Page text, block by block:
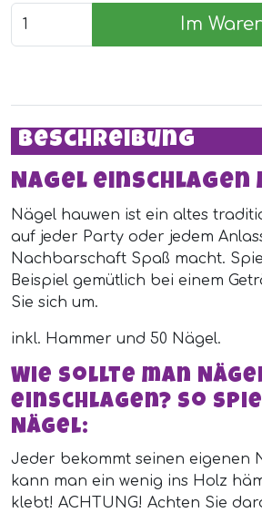
Im
Beschreibung
Nagel einschlagen
Nägel hauwen ist ein altes
auf jeder Party oder jedem
Nachbarschaft Spaß macht.
Beispiel gemütlich bei einem
Sie sich um.
inkl. Hammer und 50 Nägel.
Wie sollte man
einschlagen? So
Nägel:
Jeder bekommt seinen eigenen
kann man ein wenig ins Holz
klebt! ACHTUNG! Achten Sie